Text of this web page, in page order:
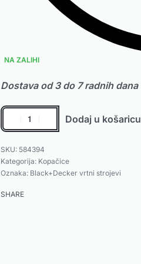
NA ZALIHI
Dostava od 3 do 7 radnih dana
Dodaj u košaricu
584394
Kategorija: Kopačice
Oznaka: Black+Decker vrtni strojevi
SHARE